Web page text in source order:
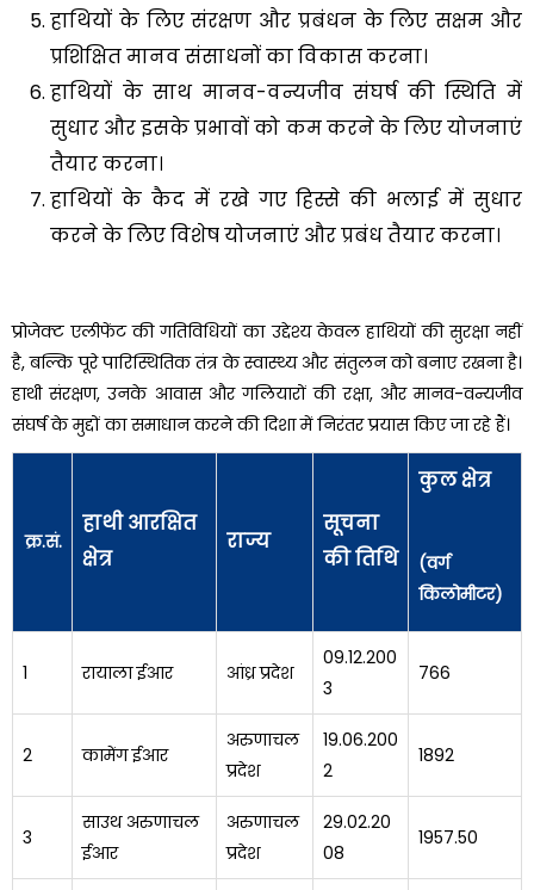
हाथियों के लिए संरक्षण और प्रबंधन के लिए सक्षम और
प्रशिक्षित मानव संसाधनों का विकास करना।
हाथियों के साथ मानव-वन्यजीव संघर्ष की स्थिति में
सुधार और इसके प्रभावों को कम करने के लिए योजनाएं
तैयार करना।
हाथियों के कैद में रखे गए हिस्से की भलाई में सुधार
करने के लिए विशेष योजनाएं और प्रबंध तैयार करना।
प्रोजेक्ट एलीफेंट की गतिविधियों का उद्देश्य केवल हाथियों की सुरक्षा नहीं
है, बल्कि पूरे पारिस्थितिक तंत्र के स्वास्थ्य और संतुलन को बनाए रखना है।
हाथी संरक्षण, उनके आवास और गलियारों की रक्षा, और मानव-वन्यजीव
संघर्ष के मुद्दों का समाधान करने की दिशा में निरंतर प्रयास किए जा रहे हैं।
क्र.सं.
हाथी आरक्षित
क्षेत्र
राज्य
सूचना
की तिथि
कुल क्षेत्र
(वर्ग
किलोमीटर)
1 रायाला ईआर आंध्र प्रदेश
09.12.200
3
766
2 कामेंग ईआर
अरुणाचल
प्रदेश
19.06.200
2
1892
3
साउथ अरुणाचल
ईआर
अरुणाचल
प्रदेश
29.02.20
08
1957.50